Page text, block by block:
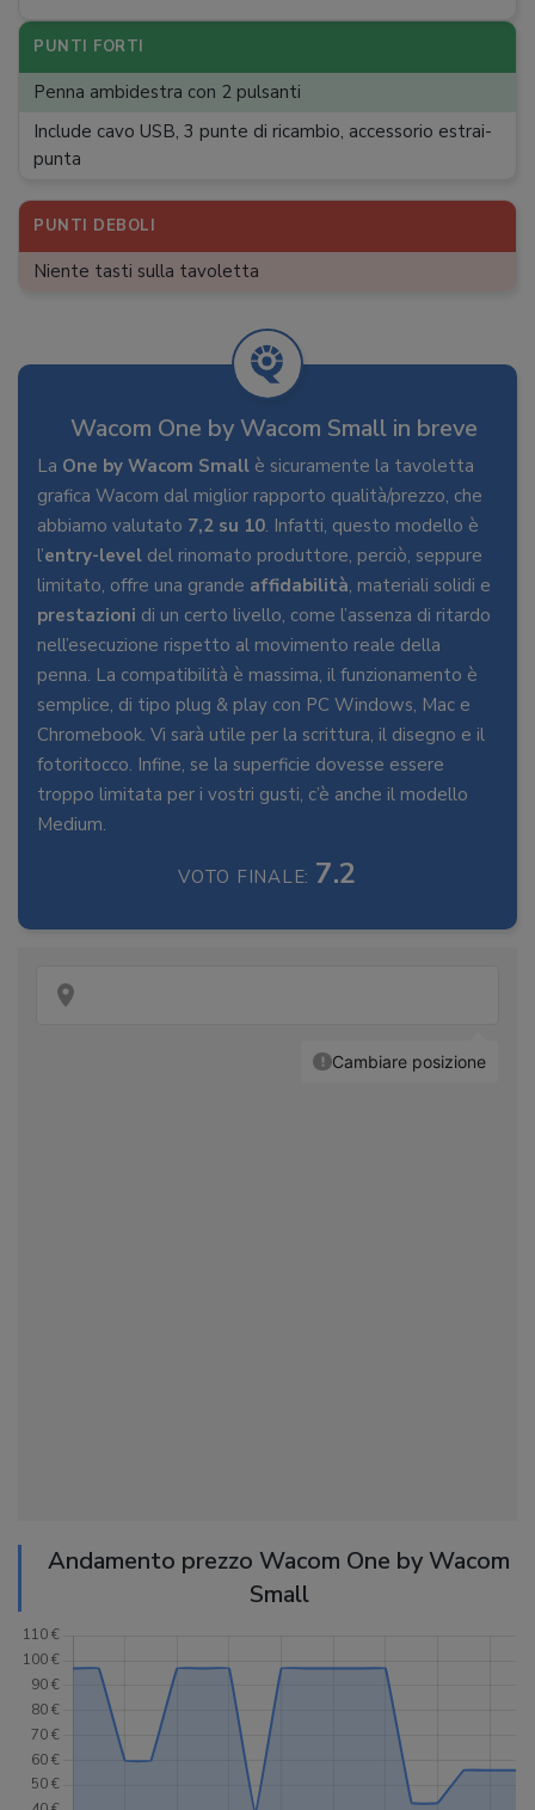
Connettività
Peso
250 g
PUNTI FORTI
Penna ambidestra con 2 pulsanti
Include cavo USB, 3 punte di ricambio, accessorio estrai-
punta
PUNTI DEBOLI
Niente tasti sulla tavoletta
Wacom One by Wacom Small in breve
La One by Wacom Small è sicuramente la tavoletta
grafica Wacom dal miglior rapporto qualità/prezzo, che
abbiamo valutato 7,2 su 10. Infatti, questo modello è
l’entry-level del rinomato produttore, perciò, seppure
limitato, offre una grande affidabilità, materiali solidi e
prestazioni di un certo livello, come l’assenza di ritardo
nell’esecuzione rispetto al movimento reale della
penna. La compatibilità è massima, il funzionamento è
semplice, di tipo plug & play con PC Windows, Mac e
Chromebook. Vi sarà utile per la scrittura, il disegno e il
fotoritocco. Infine, se la superficie dovesse essere
troppo limitata per i vostri gusti, c’è anche il modello
Medium.
VOTO FINALE: 7.2
Andamento prezzo Wacom One by Wacom
Small